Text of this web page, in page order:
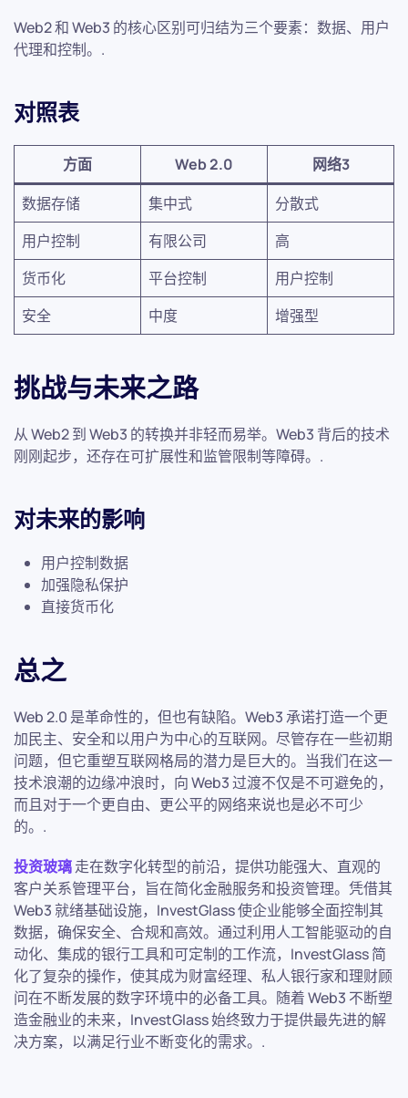
Web2 和 Web3 的核心区别可归结为三个要素：数据、用户
代理和控制。.
对照表
方面 Web 2.0
网络3
数据存储
集中式
分散式
用户控制
有限公司
高
货币化
平台控制
用户控制
安全
中度 增强型
挑战与未来之路
从 Web2 到 Web3 的转换并非轻而易举。Web3 背后的技术
刚刚起步，还存在可扩展性和监管限制等障碍。.
对未来的影响
用户控制数据
加强隐私保护
直接货币化
总之
Web 2.0 是革命性的，但也有缺陷。Web3 承诺打造一个更
加民主、安全和以用户为中心的互联网。尽管存在一些初期
问题，但它重塑互联网格局的潜力是巨大的。当我们在这一
技术浪潮的边缘冲浪时，向 Web3 过渡不仅是不可避免的，
而且对于一个更自由、更公平的网络来说也是必不可少
的。.
投资玻璃走在数字化转型的前沿，提供功能强大、直观的
客户关系管理平台，旨在简化金融服务和投资管理。凭借其
Web3 就绪基础设施，InvestGlass 使企业能够全面控制其
数据，确保安全、合规和高效。通过利用人工智能驱动的自
动化、集成的银行工具和可定制的工作流，InvestGlass 简
化了复杂的操作，使其成为财富经理、私人银行家和理财顾
问在不断发展的数字环境中的必备工具。随着 Web3 不断塑
造金融业的未来，InvestGlass 始终致力于提供最先进的解
决方案，以满足行业不断变化的需求。.